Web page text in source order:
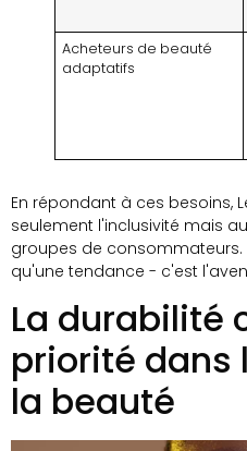
Acheteurs de beauté
adaptatifs
En répondant à ces besoins,
seulement l'inclusivité mais
groupes de consommateurs.
qu'une tendance - c'est
La durabilité
priorité dans
la beauté